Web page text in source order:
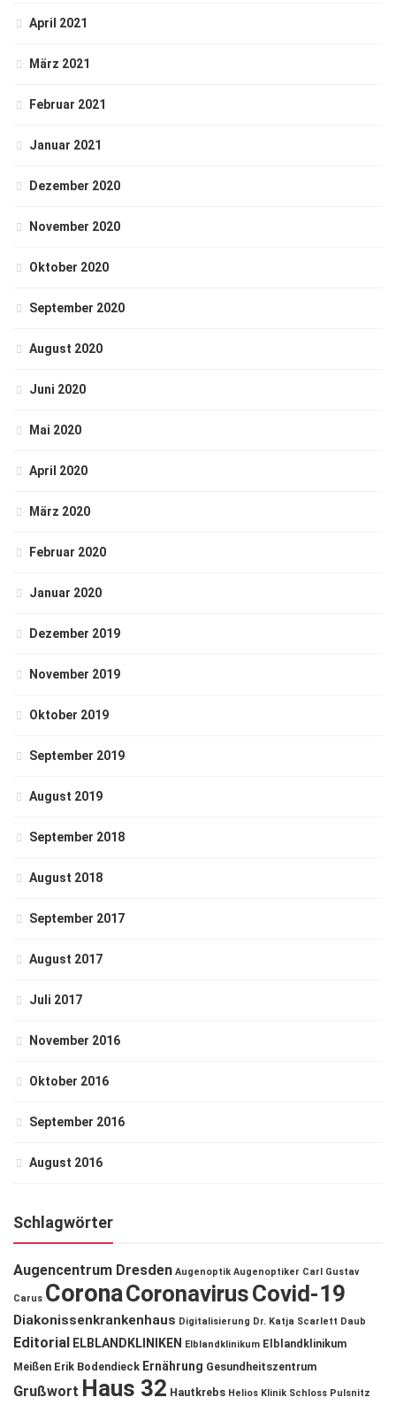
April 2021
März 2021
Februar 2021
Januar 2021
Dezember 2020
November 2020
Oktober 2020
September 2020
August 2020
Juni 2020
Mai 2020
April 2020
März 2020
Februar 2020
Januar 2020
Dezember 2019
November 2019
Oktober 2019
September 2019
August 2019
September 2018
August 2018
September 2017
August 2017
Juli 2017
November 2016
Oktober 2016
September 2016
August 2016
Schlagwörter
Augencentrum Dresden Augenoptik Augenoptiker Carl Gustav
Carus CoronaCoronavirusCovid-19
Diakonissenkrankenhaus Digitalisierung Dr. Katja Scarlett Daub
Editorial ELBLANDKLINIKEN Elblandklinikum Elblandklinikum
Meißen Erik Bodendieck Ernährung Gesundheitszentrum
Grußwort Haus 32 Hautkrebs Helios Klinik Schloss Pulsnitz